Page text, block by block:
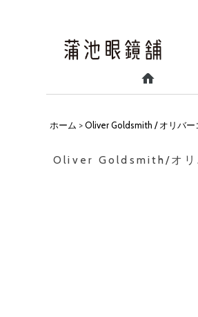
ホーム > Oliver Goldsmith / オリバー
Oliver Goldsmith/オリ